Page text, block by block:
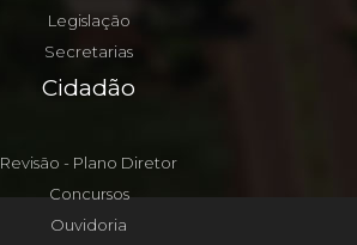
Legislação
Secretarias
Cidadão
Revisão - Plano Diretor
Concursos
Ouvidoria